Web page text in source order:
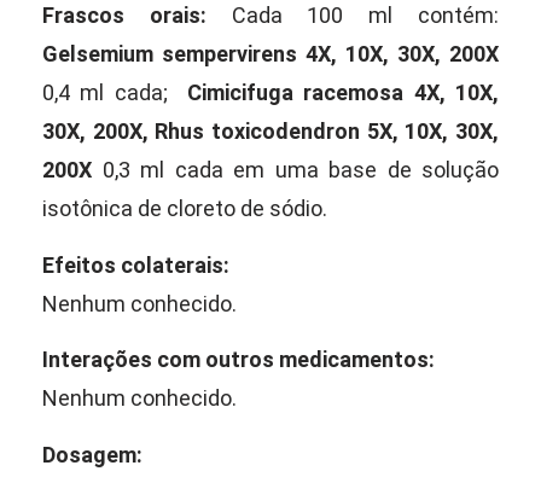
Frascos orais: Cada 100 ml contém:
Gelsemium sempervirens 4X, 10X, 30X, 200X
0,4 ml cada; Cimicifuga racemosa 4X, 10X,
30X, 200X, Rhus toxicodendron 5X, 10X, 30X,
200X 0,3 ml cada em uma base de solução
isotônica de cloreto de sódio.
Efeitos colaterais:
Nenhum conhecido.
Interações com outros medicamentos:
Nenhum conhecido.
Dosagem: